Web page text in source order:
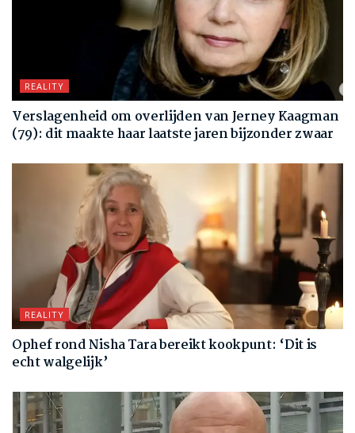
REALITY
Verslagenheid om overlijden van Jerney Kaagman
(79): dit maakte haar laatste jaren bijzonder zwaar
REALITY
Ophef rond Nisha Tara bereikt kookpunt: ‘Dit is
echt walgelijk’